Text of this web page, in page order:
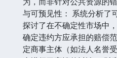
与可预见性： 系统分析了
探讨了在不确定性市场中
确定违约方应承担的赔偿
定商事主体（如法人名誉